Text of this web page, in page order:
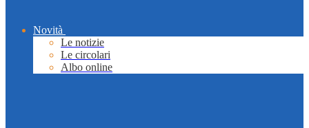
Novità
Le notizie
Le circolari
Albo online